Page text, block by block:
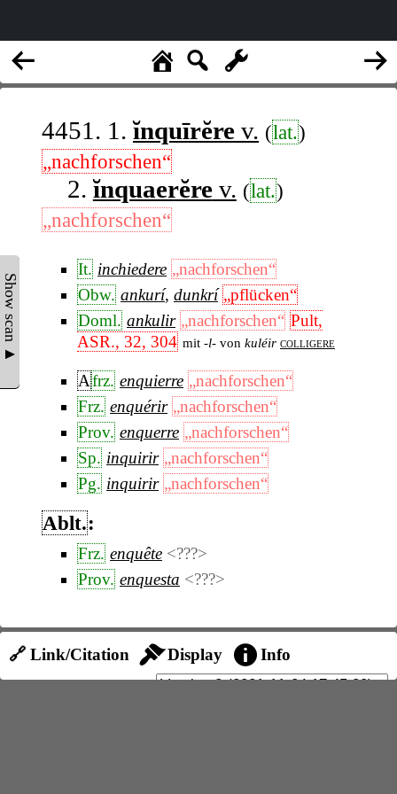
Show scan ▲
4451. 1.ĭnquīrĕre v. (lat.)
„nachforschen“
2.ĭnquaerĕrev. (lat.)
„nachforschen“
It. inchiedere „nachforschen“
Obw. ankurí, dunkrí „pflücken“
Doml. ankulir „nachforschen“ Pult,
ASR., 32, 304 mit -l- von kuléir colligere
Afrz. enquierre „nachforschen“
Frz. enquérir „nachforschen“
Prov. enquerre „nachforschen“
Sp. inquirir „nachforschen“
Pg. inquirir „nachforschen“
Ablt.:
Frz. enquête <???>
Prov. enquesta <???>
🔗 Link/Citation Display Info